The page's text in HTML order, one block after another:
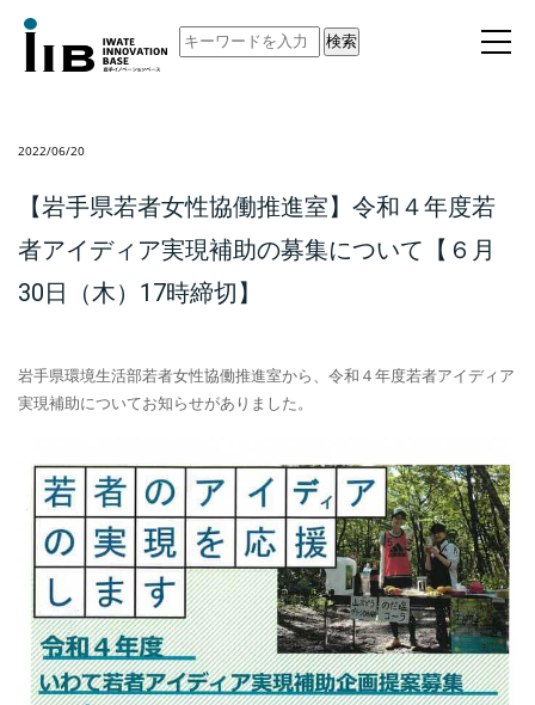
検索
2022/06/20
【岩手県若者女性協働推進室】令和４年度若
者アイディア実現補助の募集について【６月
30日（木）17時締切】
岩手県環境生活部若者女性協働推進室から、令和４年度若者アイディア
実現補助についてお知らせがありました。